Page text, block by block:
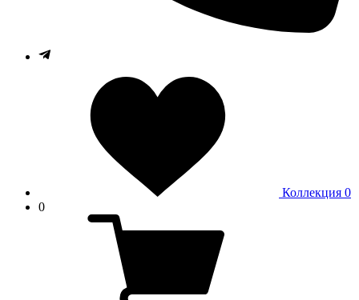
Коллекция 0
0